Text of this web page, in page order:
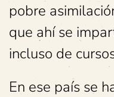
pobre
que ahí se
incluso de
En ese país se